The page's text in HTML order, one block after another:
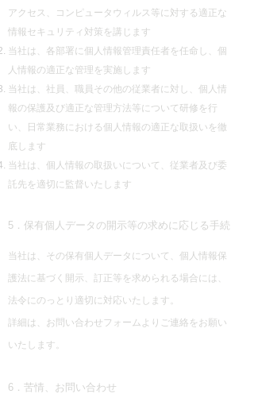
アクセス、コンピュータウィルス等に対する適正な
情報セキュリティ対策を講じます
当社は、各部署に個人情報管理責任者を任命し、個
人情報の適正な管理を実施します
当社は、社員、職員その他の従業者に対し、個人情
報の保護及び適正な管理方法等について研修を行
い、日常業務における個人情報の適正な取扱いを徹
底します
当社は、個人情報の取扱いについて、従業者及び委
託先を適切に監督いたします
5．保有個人データの開示等の求めに応じる手続
当社は、その保有個人データについて、個人情報保
護法に基づく開示、訂正等を求められる場合には、
法令にのっとり適切に対応いたします。
詳細は、お問い合わせフォームよりご連絡をお願い
いたします。
6．苦情、お問い合わせ